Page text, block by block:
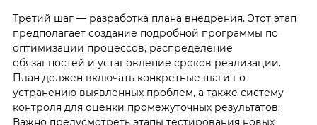
Третий шаг — разработка плана внедрения. Этот этап
предполагает создание подробной программы по
оптимизации процессов, распределение
обязанностей и установление сроков реализации.
План должен включать конкретные шаги по
устранению выявленных проблем, а также систему
контроля для оценки промежуточных результатов.
Важно предусмотреть этапы тестирования новых